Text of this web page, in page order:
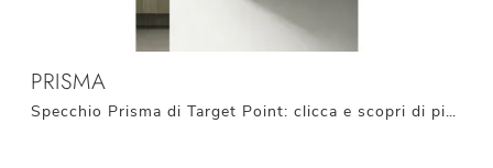
PRISMA
Specchio Prisma di Target Point: clicca e scopri di più sui Complementi e specchi moderni in metallo del noto e rinomato brand!